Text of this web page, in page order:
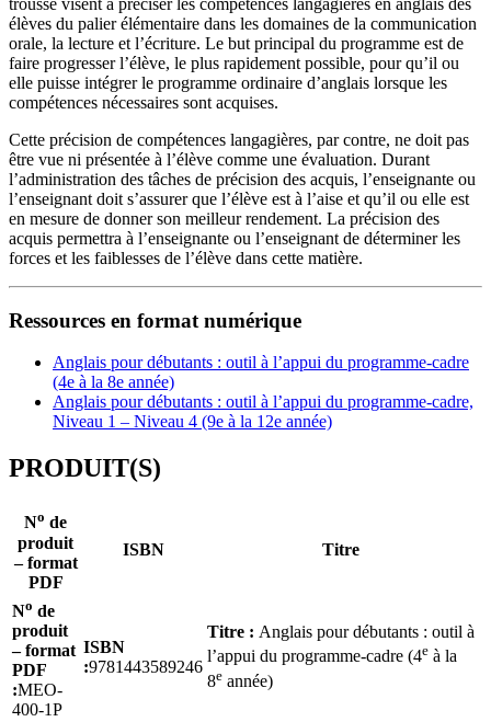
trousse visent à préciser les compétences langagières en anglais des
élèves du palier élémentaire dans les domaines de la communication
orale, la lecture et l’écriture. Le but principal du programme est de
faire progresser l’élève, le plus rapidement possible, pour qu’il ou
elle puisse intégrer le programme ordinaire d’anglais lorsque les
compétences nécessaires sont acquises.
Cette précision de compétences langagières, par contre, ne doit pas
être vue ni présentée à l’élève comme une évaluation. Durant
l’administration des tâches de précision des acquis, l’enseignante ou
l’enseignant doit s’assurer que l’élève est à l’aise et qu’il ou elle est
en mesure de donner son meilleur rendement. La précision des
acquis permettra à l’enseignante ou l’enseignant de déterminer les
forces et les faiblesses de l’élève dans cette matière.
Ressources en format numérique
Anglais pour débutants : outil à l’appui du programme-cadre
(4e à la 8e année)
Anglais pour débutants : outil à l’appui du programme-cadre,
Niveau 1 – Niveau 4 (9e à la 12e année)
PRODUIT(S)
No de
produit
– format
PDF
ISBN Titre
No de
produit
– format
PDF
:MEO-
400-1P
ISBN
:9781443589246
Titre : Anglais pour débutants : outil à
l’appui du programme-cadre (4e à la
8e année)